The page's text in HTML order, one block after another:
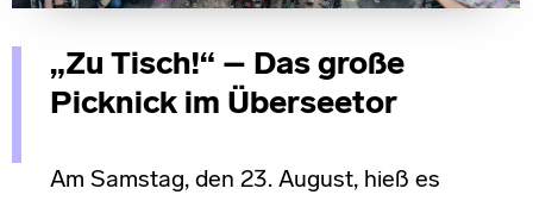
„Zu Tisch!“ – Das große
Picknick im Überseetor
Am Samstag, den 23. August, hieß es